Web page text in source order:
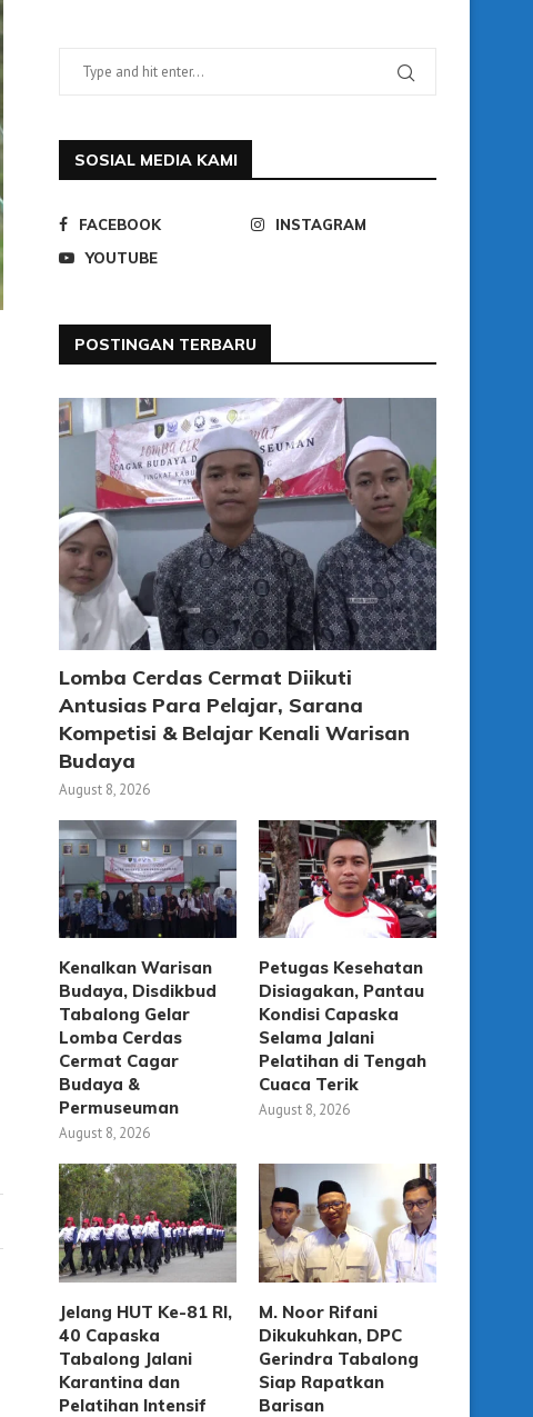
SOSIAL MEDIA KAMI
FACEBOOK
INSTAGRAM
YOUTUBE
POSTINGAN TERBARU
Lomba Cerdas Cermat Diikuti
Antusias Para Pelajar, Sarana
Kompetisi & Belajar Kenali Warisan
Budaya
August 8, 2026
Kenalkan Warisan
Budaya, Disdikbud
Tabalong Gelar
Lomba Cerdas
Cermat Cagar
Budaya &
Permuseuman
August 8, 2026
Petugas Kesehatan
Disiagakan, Pantau
Kondisi Capaska
Selama Jalani
Pelatihan di Tengah
Cuaca Terik
August 8, 2026
Jelang HUT Ke-81 RI,
40 Capaska
Tabalong Jalani
Karantina dan
Pelatihan Intensif
M. Noor Rifani
Dikukuhkan, DPC
Gerindra Tabalong
Siap Rapatkan
Barisan